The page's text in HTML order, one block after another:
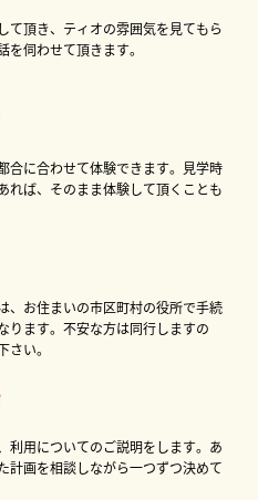
て頂き、ティオの雰囲気を見てもら
を伺わせて頂きます。
合に合わせて体験できます。見学時
れば、そのまま体験して頂くことも
、お住まいの市区町村の役所で手続
ります。不安な方は同行しますの
さい。
利用についてのご説明をします。あ
計画を相談しながら一つずつ決めて